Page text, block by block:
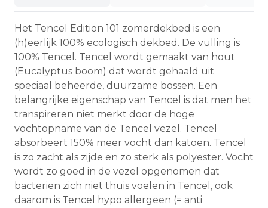
Het Tencel Edition 101 zomerdekbed is een
(h)eerlijk 100% ecologisch dekbed. De vulling is
100% Tencel. Tencel wordt gemaakt van hout
(Eucalyptus boom) dat wordt gehaald uit
speciaal beheerde, duurzame bossen. Een
belangrijke eigenschap van Tencel is dat men het
transpireren niet merkt door de hoge
vochtopname van de Tencel vezel. Tencel
absorbeert 150% meer vocht dan katoen. Tencel
is zo zacht als zijde en zo sterk als polyester. Vocht
wordt zo goed in de vezel opgenomen dat
bacteriën zich niet thuis voelen in Tencel, ook
daarom is Tencel hypo allergeen (= anti